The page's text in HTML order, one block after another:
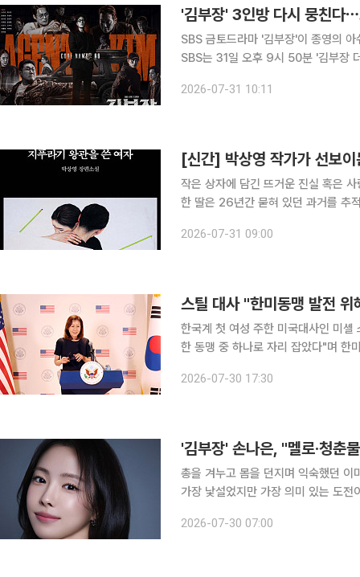
'김부장' 3인방 다시 뭉친다
SBS 금토드라마 '김부장'이 종영의
SBS는 31일 오후 9시 50분 '김부장
셜 프로그램이다. 치열했던
2026-07-31 10:11
[신간] 박상영 작가가 선보
작은 상자에 담긴 뜨거운 진실 혹은 사랑의 기록
한 딸은 26년간 묻혀 있던 과거를 추
터리다. 하나는 기자 맹준호의 도움으
2026-07-31 09:00
스틸 대사 "한미동맹 발전
한국계 첫 여성 주한 미국대사인 미
한 동맹 중 하나로 자리 잡았다"며 한
통령은 우리 동맹의 새로운 장을 열
2026-07-30 17:30
총을 겨누고 몸을 던지며 익숙했던
가장 낯설었지만 가장 의미 있는 도전이었다. '김부장'은 북한 공작원 출신이라는
션 드라마다. 손나은은 극 중 평범한
2026-07-30 07:00